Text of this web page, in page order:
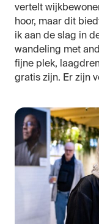
vertelt
hoor, maar dit
ik aan de slag in
wandeling met
fijne plek,
gratis zijn. Er zijn